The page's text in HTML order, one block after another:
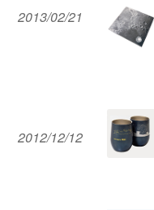
2013/02/21
2012/12/12